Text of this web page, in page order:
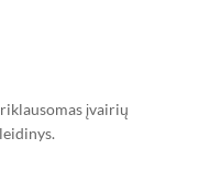
įvairių